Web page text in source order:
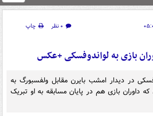
۰ نظر
چاپ
بازی به لواندوفسکی +عکس
در دیدار امشب بایرن مقابل ولفسبورگ به
که داوران بازی هم در پایان مسابقه به او تبریک